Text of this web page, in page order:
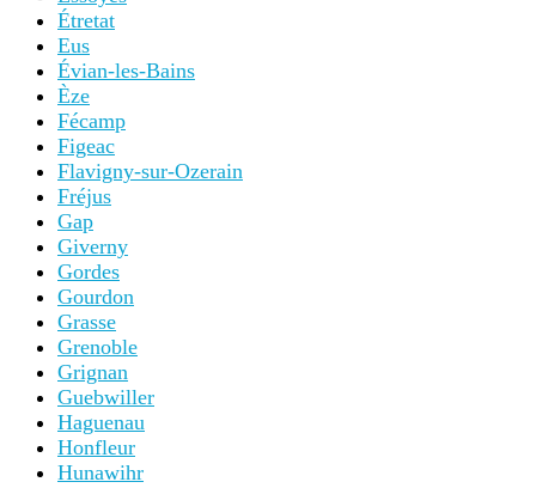
Étretat
Eus
Évian-les-Bains
Èze
Fécamp
Figeac
Flavigny-sur-Ozerain
Fréjus
Gap
Giverny
Gordes
Gourdon
Grasse
Grenoble
Grignan
Guebwiller
Haguenau
Honfleur
Hunawihr